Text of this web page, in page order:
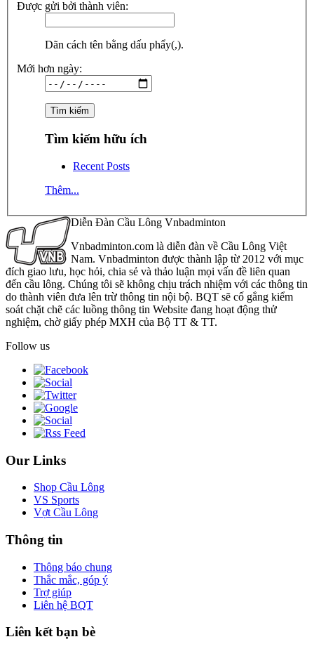
Được gửi bởi thành viên:
Dãn cách tên bằng dấu phẩy(,).
Mới hơn ngày:
Tìm kiếm hữu ích
Recent Posts
Thêm...
Diễn Đàn Cầu Lông Vnbadminton
Vnbadminton.com là diễn đàn về Cầu Lông Việt
Nam. Vnbadminton được thành lập từ 2012 với mục
đích giao lưu, học hỏi, chia sẻ và thảo luận mọi vấn đề liên quan
đến cầu lông. Chúng tôi sẽ không chịu trách nhiệm với các thông tin
do thành viên đưa lên trừ thông tin nội bộ. BQT sẽ cố gắng kiểm
soát chặt chẽ các luồng thông tin Website đang hoạt động thử
nghiệm, chờ giấy phép MXH của Bộ TT & TT.
Follow us
Our Links
Shop Cầu Lông
VS Sports
Vợt Cầu Lông
Thông tin
Thông báo chung
Thắc mắc, góp ý
Trợ giúp
Liên hệ BQT
Liên kết bạn bè